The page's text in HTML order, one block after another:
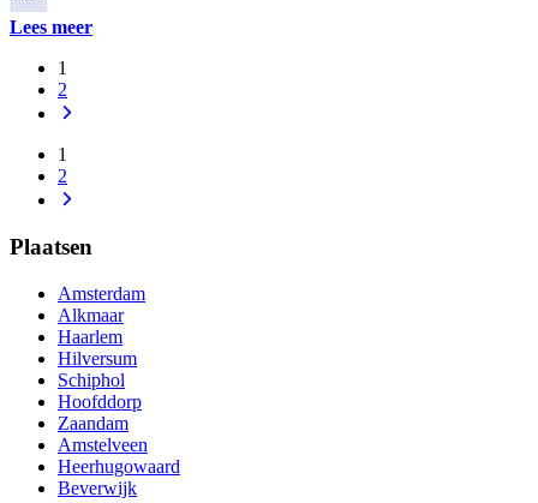
Lees meer
1
2
1
2
Plaatsen
Amsterdam
Alkmaar
Haarlem
Hilversum
Schiphol
Hoofddorp
Zaandam
Amstelveen
Heerhugowaard
Beverwijk